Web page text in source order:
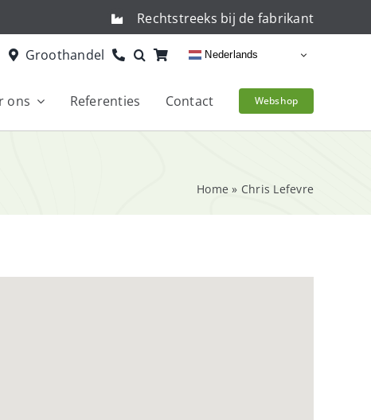
Rechtstreeks bij de fabrikant
Groothandel Nederlands
ons Referenties Contact Webshop
Home » Chris Lefevre